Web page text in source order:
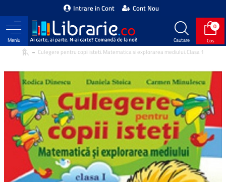
Intrare in Cont Cont Nou
0
Culegere pentru copii isteti. Matematica si explorarea mediului. Clasa 1